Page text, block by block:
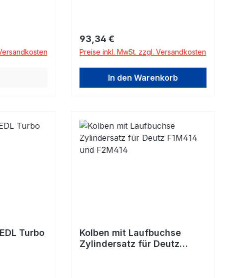
Regulärer Preis:
93,34 €
Preise inkl. MwSt. zzgl. Versandkosten
In den Warenkorb
Turbo
Kolben mit Laufbuchse
Zylindersatz für Deutz